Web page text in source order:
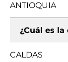
ANTIOQUIA
¿Cuál es
CALDAS